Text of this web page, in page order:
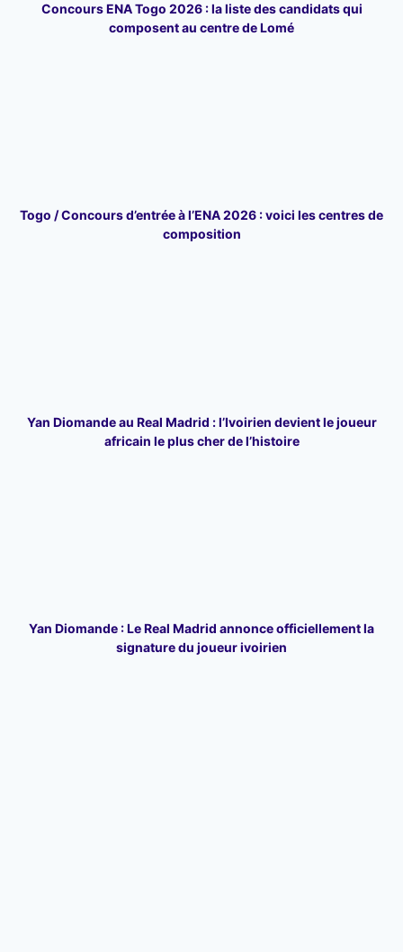
Concours ENA Togo 2026 : la liste des candidats qui
composent au centre de Lomé
Togo / Concours d’entrée à l’ENA 2026 : voici les centres de
composition
Yan Diomande au Real Madrid : l’Ivoirien devient le joueur
africain le plus cher de l’histoire
Yan Diomande : Le Real Madrid annonce officiellement la
signature du joueur ivoirien